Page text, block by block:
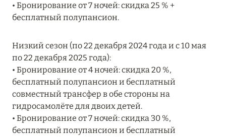
12 ноября 2025
NOVEMBER
Подробнее
ЗАБРОНИРУЙТЕ FOUR SEASONS RESORT
DUBAI AT JUMEIRAH BEACH ПО ЛУЧШИМ
• Бронирование от 7 ночей: скидка 25 % +
бесплатный полупансион.
Низкий сезон (по 22 декабря 2024 года и с 10 мая
по 22 декабря 2025 года):
• Бронирование от 4 ночей: скидка 20 %,
бесплатный полупансион и бесплатный
совместный трансфер в обе стороны на
гидросамолёте для двоих детей.
• Бронирование от 7 ночей: скидка 30 %,
бесплатный полупансион и бесплатный